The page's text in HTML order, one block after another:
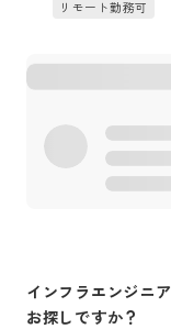
リモート勤務可
インフラエンジニア
お探しですか？